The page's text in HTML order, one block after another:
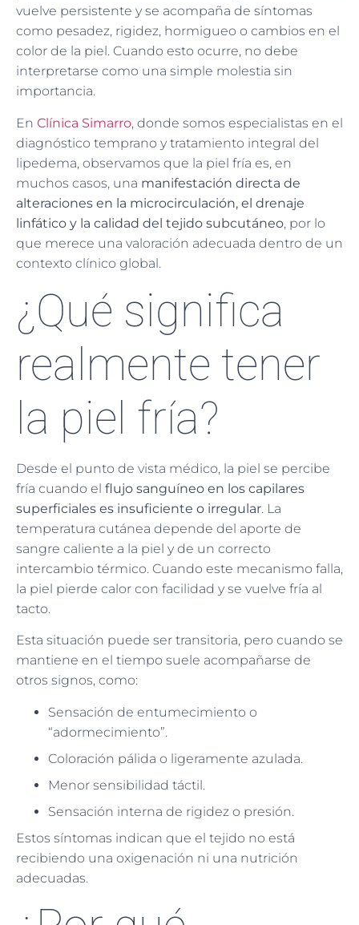
vuelve persistente y se acompaña de síntomas
como pesadez, rigidez, hormigueo o cambios en el
color de la piel. Cuando esto ocurre, no debe
interpretarse como una simple molestia sin
importancia.
En Clínica Simarro, donde somos especialistas en el
diagnóstico temprano y tratamiento integral del
lipedema, observamos que la piel fría es, en
muchos casos, una manifestación directa de
alteraciones en la microcirculación, el drenaje
linfático y la calidad del tejido subcutáneo, por lo
que merece una valoración adecuada dentro de un
contexto clínico global.
¿Qué significa
realmente tener
la piel fría?
Desde el punto de vista médico, la piel se percibe
fría cuando el flujo sanguíneo en los capilares
superficiales es insuficiente o irregular. La
temperatura cutánea depende del aporte de
sangre caliente a la piel y de un correcto
intercambio térmico. Cuando este mecanismo falla,
la piel pierde calor con facilidad y se vuelve fría al
tacto.
Esta situación puede ser transitoria, pero cuando se
mantiene en el tiempo suele acompañarse de
otros signos, como:
Sensación de entumecimiento o
“adormecimiento”.
Coloración pálida o ligeramente azulada.
Menor sensibilidad táctil.
Sensación interna de rigidez o presión.
Estos síntomas indican que el tejido no está
recibiendo una oxigenación ni una nutrición
adecuadas.